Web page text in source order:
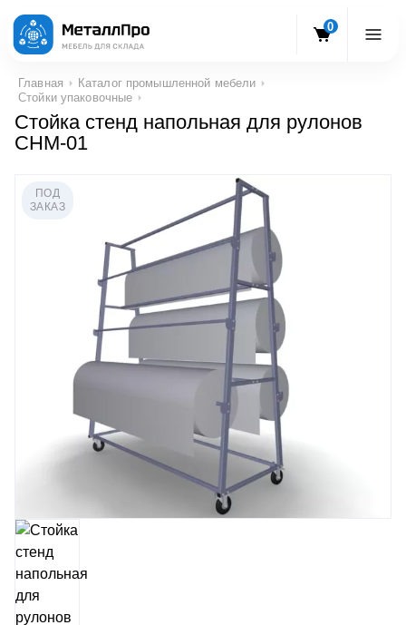
0
Главная
Каталог промышленной мебели
Стойки упаковочные
Стойка стенд напольная для рулонов
СНМ-01
ПОД
ЗАКАЗ